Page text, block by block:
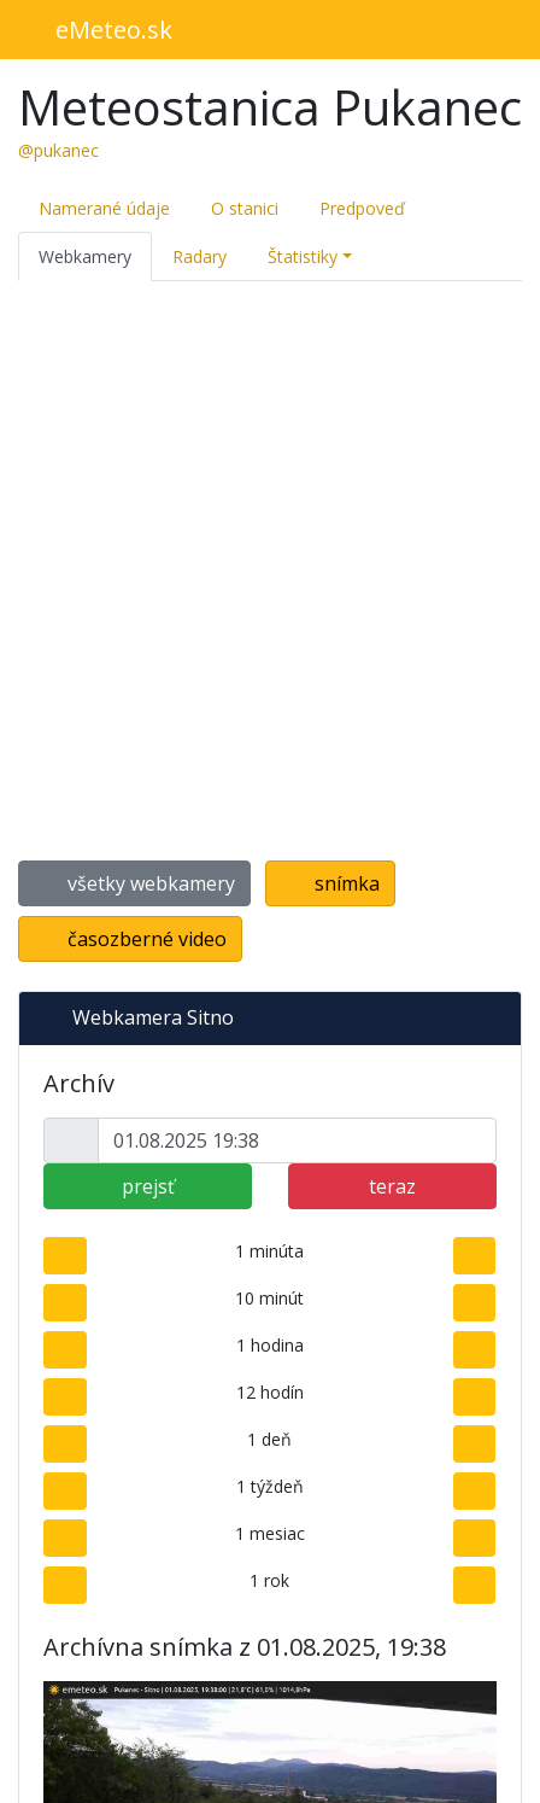
eMeteo.sk
Meteostanica Pukanec
@pukanec
Namerané údaje O stanici Predpoveď
Webkamery Radary Štatistiky
všetky webkamery snímka
časozberné video
Webkamera Sitno
Archív
prejsť teraz
1 minúta
10 minút
1 hodina
12 hodín
1 deň
1 týždeň
1 mesiac
1 rok
Archívna snímka z 01.08.2025, 19:38